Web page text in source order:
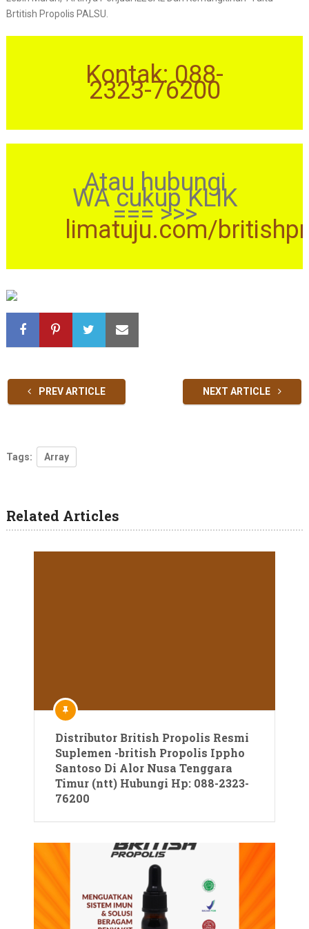
Brtitish Propolis PALSU.
Kontak: 088-
2323-76200
Atau hubungi
WA cukup KLIK
=== >>>
limatuju.com/
PREV ARTICLE NEXT ARTICLE
Tags: Array
Related Articles
Distributor British Propolis Resmi
Suplemen -british Propolis Ippho
Santoso Di Alor Nusa Tenggara
Timur (ntt) Hubungi Hp: 088-2323-
76200